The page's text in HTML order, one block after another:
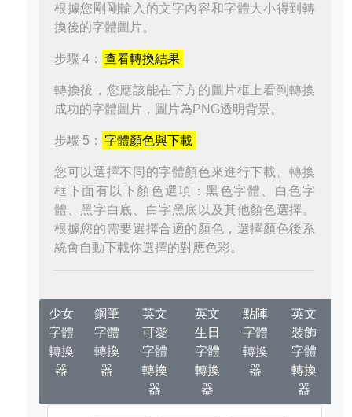
根據您剛剛輸入的文字內容和字體大小得到轉
換後的字體圖片。
步驟 4： 查看轉換結果
轉換後，您應該能在下方的圖片框上看到轉換
成功的字體圖片，圖片為PNG透明背景。
步驟 5： 字體顏色與下載
您可以選擇不同的字體顏色來進行下載。轉換
框下面有以下顏色選項：黑色字體、白色字
體、黑字白底、白字黑底以及其他顏色選擇。
根據您的需要選擇合適的顏色，選擇顏色後系
統會自動下載你選擇的對應色彩。
少女
字體
轉換
器
鋼筆
字體
轉換
器
英文
可愛
字體
轉換
器
英文
生日
字體
轉換
器
點陣
字體
轉換
器
英文
裝飾
字體
轉換
器